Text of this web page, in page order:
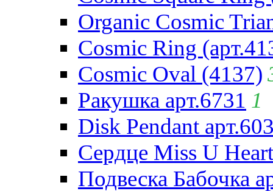
Organic Cosmic
Cosmic Ring
Cosmic Oval (4137)
Ракушка арт.6731 1
Disk Pendant
Сердце Miss U
Подвеска Бабочка